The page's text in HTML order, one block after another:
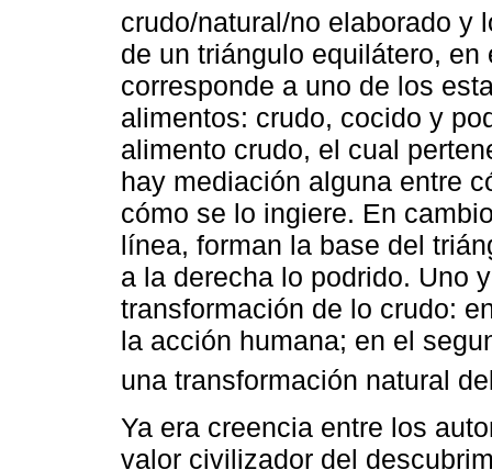
crudo/natural/no elaborado y
de un triángulo equilátero,
corresponde a uno de los
alimentos: crudo, cocido y
alimento crudo, el cual
hay mediación alguna entre
cómo se lo ingiere. En
línea, forman la base del
a la derecha lo podrido. Uno
transformación de lo crudo:
la acción humana; en el
una transformación natural
Ya era creencia entre los
valor civilizador del